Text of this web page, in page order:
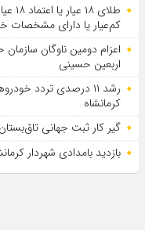
کم‌عیار یا دارای مشخصات
اعزام دومین ناوگان
اربعین حسینی
رشد ۱۱ درصدی تردد
کرمانشاه
گیر کار ثبت جهانی
بازدید بامدادی شهردار